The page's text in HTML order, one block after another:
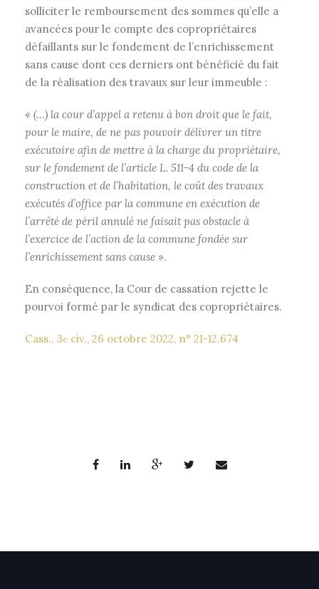
solliciter le remboursement des sommes qu’elle a
avancées pour le compte des copropriétaires
défaillants sur le fondement de l’enrichissement
sans cause dont ces derniers ont bénéficié du fait
de la réalisation des travaux sur leur immeuble :
« (…) la cour d’appel a retenu à bon droit que le fait,
pour le maire, de ne pas pouvoir délivrer un titre
exécutoire afin de mettre à la charge du propriétaire,
sur le fondement de l’article L. 511-4 du code de la
construction et de l’habitation, le coût des travaux
exécutés d’office par la commune en exécution de
l’arrêté de péril annulé ne faisait pas obstacle à
l’exercice de l’action de la commune fondée sur
l’enrichissement sans cause ».
En conséquence, la Cour de cassation rejette le
pourvoi formé par le syndicat des copropriétaires.
Cass., 3e civ., 26 octobre 2022, n° 21-12.674